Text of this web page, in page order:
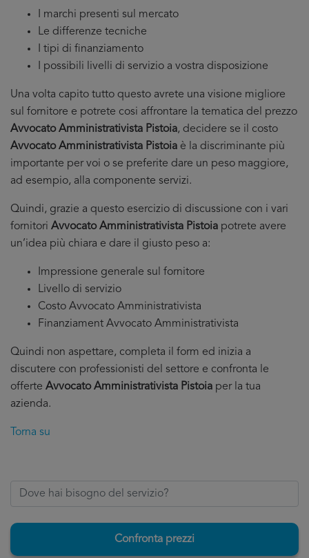
I marchi presenti sul mercato
Le differenze tecniche
I tipi di finanziamento
I possibili livelli di servizio a vostra disposizione
Una volta capito tutto questo avrete una visione migliore
sul fornitore e potrete cosi affrontare la tematica del prezzo
Avvocato Amministrativista Pistoia, decidere se il costo
Avvocato Amministrativista Pistoia è la discriminante più
importante per voi o se preferite dare un peso maggiore,
ad esempio, alla componente servizi.
Quindi, grazie a questo esercizio di discussione con i vari
fornitori Avvocato Amministrativista Pistoia potrete avere
un’idea più chiara e dare il giusto peso a:
Impressione generale sul fornitore
Livello di servizio
Costo Avvocato Amministrativista
Finanziament Avvocato Amministrativista
Quindi non aspettare, completa il form ed inizia a
discutere con professionisti del settore e confronta le
offerte Avvocato Amministrativista Pistoia per la tua
azienda.
Torna su
Confronta prezzi